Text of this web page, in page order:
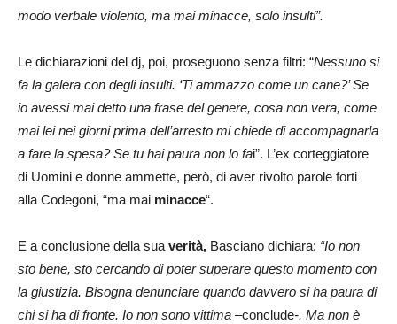
modo verbale violento, ma mai minacce, solo insulti”.
Le dichiarazioni del dj, poi, proseguono senza filtri: “Nessuno si
fa la galera con degli insulti. ‘Ti ammazzo come un cane?’ Se
io avessi mai detto una frase del genere, cosa non vera, come
mai lei nei giorni prima dell’arresto mi chiede di accompagnarla
a fare la spesa? Se tu hai paura non lo fai”. L’ex corteggiatore
di Uomini e donne ammette, però, di aver rivolto parole forti
alla Codegoni, “ma mai minacce“.
E a conclusione della sua verità, Basciano dichiara: “Io non
sto bene, sto cercando di poter superare questo momento con
la giustizia. Bisogna denunciare quando davvero si ha paura di
chi si ha di fronte. Io non sono vittima –conclude-. Ma non è